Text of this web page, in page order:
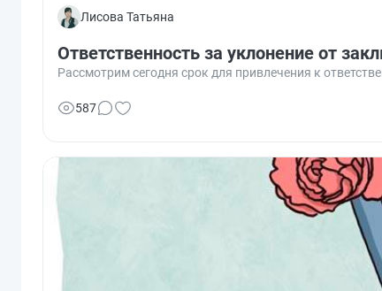
Лисова Татьяна
Ответственность за уклонение от
Рассмотрим сегодня срок для привлечения к
587